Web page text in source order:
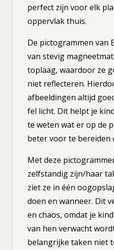
perfect zijn voor elk
oppervlak thuis.
De pictogrammen van
van stevig
toplaag, waardoor ze
niet reflecteren.
afbeeldingen altijd
fel licht. Dit helpt je
te weten wat er op de
beter voor te bereiden
Met deze
zelfstandig zijn/haar
ziet ze in één
doen en wanneer. Dit
en chaos, omdat je
van hen verwacht
belangrijke taken niet